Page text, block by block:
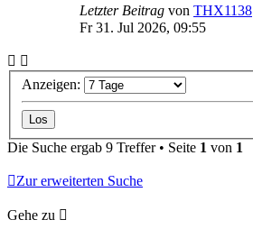
Letzter Beitrag von THX1138
Fr 31. Jul 2026, 09:55
Anzeigen:
Die Suche ergab 9 Treffer • Seite 1 von 1
Zur erweiterten Suche
Gehe zu